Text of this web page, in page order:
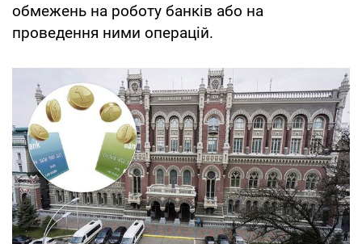
обмежень на роботу банків або на
проведення ними операцій.